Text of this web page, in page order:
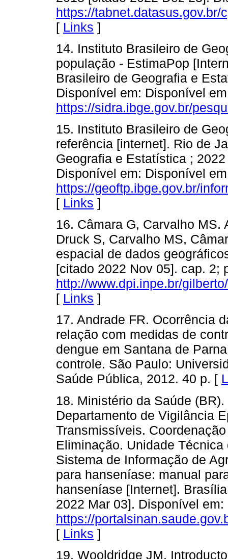
https://
[ Links ]
14. Instituto Brasileiro de
população - EstimaPop
Brasileiro de Geografia e
Disponível em: Disponível
https://sidra.ibge.gov.br/
15. Instituto Brasileiro de
referência [internet]. Rio de
Geografia e Estatística ;
Disponível em: Disponível
https://geoftp.ibge.gov.br/
[ Links ]
16. Câmara G, Carvalho
Druck S, Carvalho MS,
espacial de dados
[citado 2022 Nov 05]. cap. 2;
http://www.dpi.inpe.br/
[ Links ]
17. Andrade FR. Ocorrência
relação com medidas de
dengue em Santana de
controle. São Paulo:
Saúde Pública, 2012. 40 p. [
18. Ministério da Saúde
Departamento de Vigilância
Transmissíveis.
Eliminação. Unidade
Sistema de Informação de
para hanseníase: manual
hanseníase [Internet].
2022 Mar 03]. Disponível
https://
[ Links ]
19. Wooldridge JM.